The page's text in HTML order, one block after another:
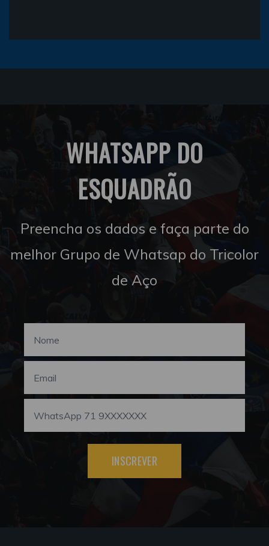
WHATSAPP DO
ESQUADRÃO
Preencha os dados e faça parte do
melhor Grupo de Whatsap do Tricolor
de Aço
INSCREVER